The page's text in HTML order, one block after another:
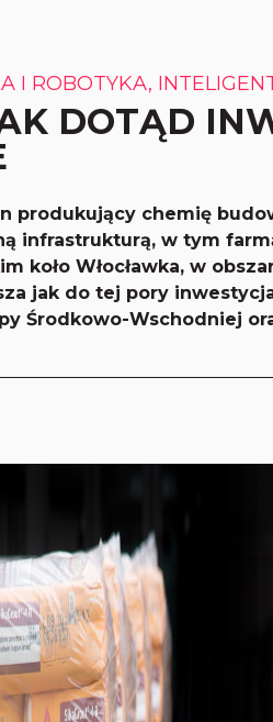
I ROBOTYKA,
DOTĄD
produkujący chemię
infrastrukturą, w tym
koło Włocławka, w
jak do tej pory
Środkowo-Wschodniej